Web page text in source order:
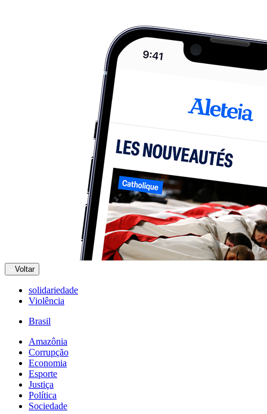
Voltar
solidariedade
Violência
Brasil
Amazônia
Corrupção
Economia
Esporte
Justiça
Política
Sociedade